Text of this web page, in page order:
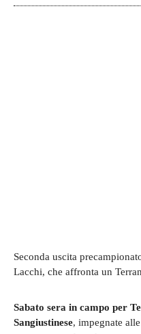
Seconda uscita
Lacchi, che affronta un
Sabato sera in campo per
Sangiustinese, impegnate